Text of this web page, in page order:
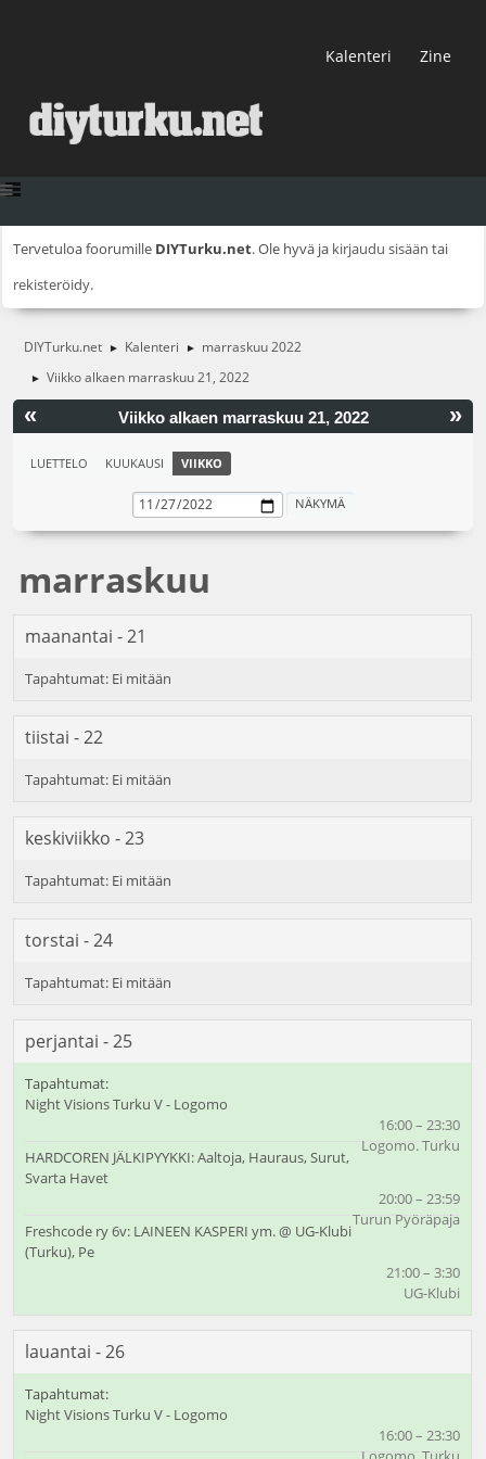
Kalenteri Zine
Tervetuloa foorumille DIYTurku.net. Ole hyvä ja kirjaudu sisään tai
rekisteröidy.
DIYTurku.net ► Kalenteri ► marraskuu 2022
► Viikko alkaen marraskuu 21, 2022
« »
Viikko alkaen marraskuu 21, 2022
LUETTELO KUUKAUSI VIIKKO
marraskuu
maanantai - 21
tiistai - 22
keskiviikko - 23
torstai - 24
perjantai - 25
Night Visions Turku V - Logomo
16:00 – 23:30
Logomo. Turku
HARDCOREN JÄLKIPYYKKI: Aaltoja, Hauraus, Surut,
Svarta Havet
20:00 – 23:59
Turun Pyöräpaja
Freshcode ry 6v: LAINEEN KASPERI ym. @ UG-Klubi
(Turku), Pe
21:00 – 3:30
UG-Klubi
lauantai - 26
Night Visions Turku V - Logomo
16:00 – 23:30